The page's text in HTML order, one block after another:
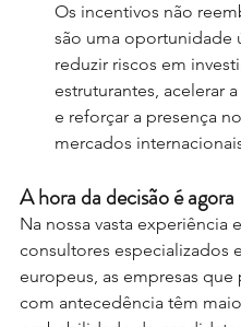
Os incentivos não
são uma oportunidade
reduzir riscos em
estruturantes, acelerar
e reforçar a presença
mercados
A hora da decisão é agora
Na nossa vasta experiência
consultores especializados
europeus, as empresas que
com antecedência têm